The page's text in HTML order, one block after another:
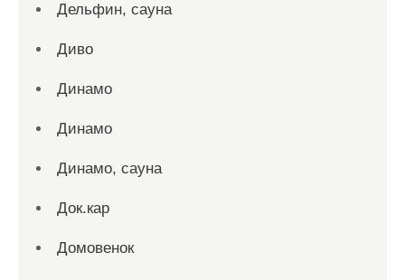
Дельфин, сауна
Диво
Динамо
Динамо
Динамо, сауна
Док.кар
Домовенок